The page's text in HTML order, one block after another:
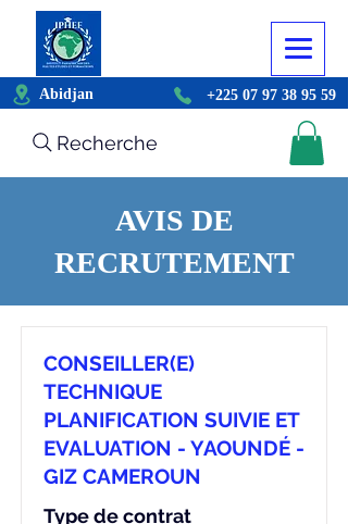
Abidjan +225 07 97 38 95 59
Recherche
AVIS DE
RECRUTEMENT
CONSEILLER(E)
TECHNIQUE
PLANIFICATION SUIVIE ET
EVALUATION - YAOUNDÉ -
GIZ CAMEROUN
Type de contrat